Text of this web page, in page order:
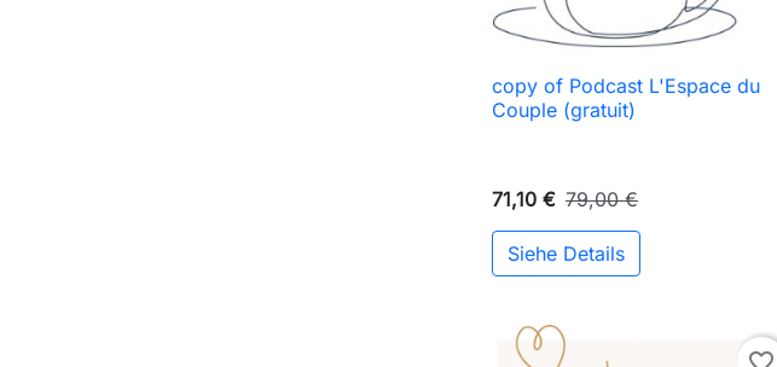
 Vorschau
copy of Podcast L'Espace du
Couple (gratuit)
71,10 € 79,00 €
Siehe Details